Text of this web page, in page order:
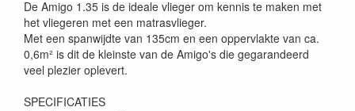
De Amigo 1.35 is de ideale vlieger om kennis te maken met
het vliegeren met een matrasvlieger.
Met een spanwijdte van 135cm en een oppervlakte van ca.
0,6m² is dit de kleinste van de Amigo's die gegarandeerd
veel plezier oplevert.
SPECIFICATIES